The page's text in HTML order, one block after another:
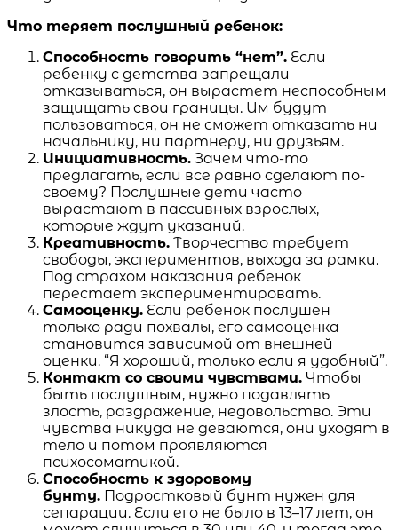
Что теряет послушный ребенок:
Способность говорить “нет”. Если
ребенку с детства запрещали
отказываться, он вырастет неспособным
защищать свои границы. Им будут
пользоваться, он не сможет отказать ни
начальнику, ни партнеру, ни друзьям.
Инициативность. Зачем что-то
предлагать, если все равно сделают по-
своему? Послушные дети часто
вырастают в пассивных взрослых,
которые ждут указаний.
Креативность. Творчество требует
свободы, экспериментов, выхода за рамки.
Под страхом наказания ребенок
перестает экспериментировать.
Самооценку. Если ребенок послушен
только ради похвалы, его самооценка
становится зависимой от внешней
оценки. “Я хороший, только если я удобный”.
Контакт со своими чувствами. Чтобы
быть послушным, нужно подавлять
злость, раздражение, недовольство. Эти
чувства никуда не деваются, они уходят в
тело и потом проявляются
психосоматикой.
Способность к здоровому
бунту. Подростковый бунт нужен для
сепарации. Если его не было в 13–17 лет, он